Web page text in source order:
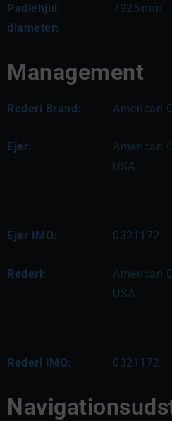
Padlehjul
diameter:
7925 mm
Management
Rederi Brand: American
Ejer:
American
USA
Ejer IMO: 0321172
Rederi:
American
USA
Rederi IMO: 0321172